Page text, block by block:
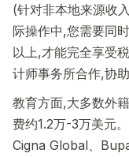
(针对非本地来源收
际操作中,您需要同
以上,才能完全享受
计师事务所合作,协
教育方面,大多数外
费约1.2万-3万美元
Cigna Global、